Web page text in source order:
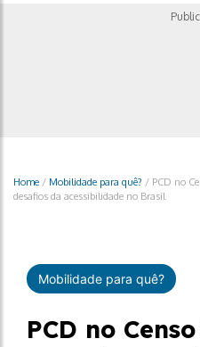
Home / Mobilidade para quê? / PCD no
desafios da acessibilidade no Brasil
Mobilidade para quê?
PCD no